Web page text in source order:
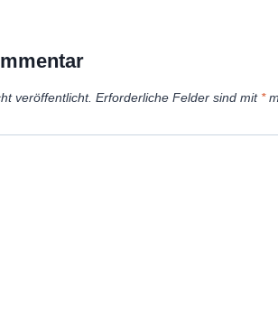
veröffentlicht. Erforderliche Felder sind mit *